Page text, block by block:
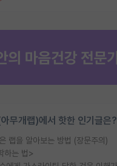
무개랩)에서 핫한 인기글은?
랩을 알아보는 방법 (장문주의)
하는 법>